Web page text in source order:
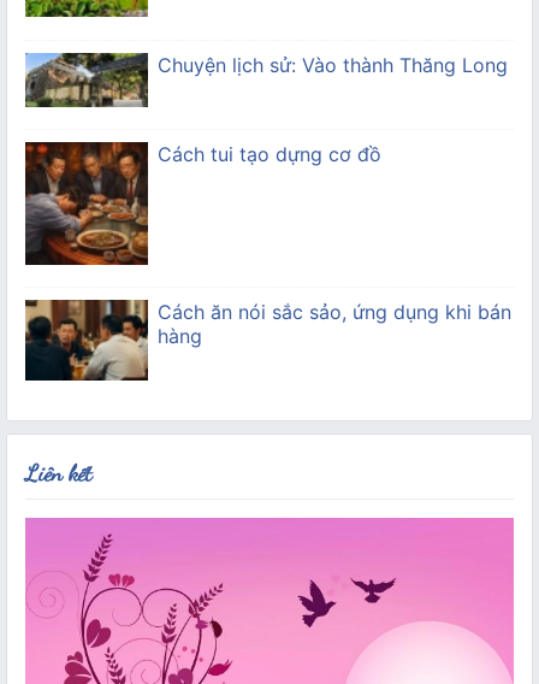
Chuyện lịch sử: Vào thành Thăng Long
Cách tui tạo dựng cơ đồ
Cách ăn nói sắc sảo, ứng dụng khi bán
hàng
Liên kết